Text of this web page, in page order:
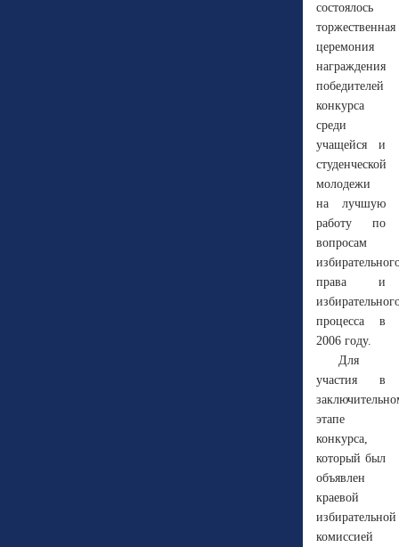
состоялось
торжественная
церемония
награждения
победителей
конкурса
среди
учащейся и
студенческой
молодежи
на лучшую
работу по
вопросам
права и
процесса в
2006 году.
Для
участия в
этапе
конкурса,
который был
объявлен
краевой
избирательной
комиссией